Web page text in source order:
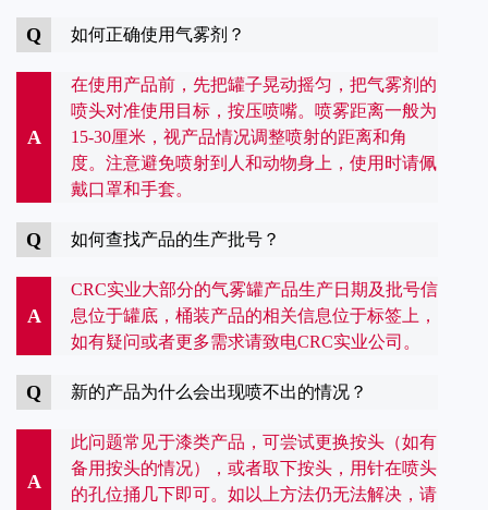
Q 如何正确使用气雾剂？
A
在使用产品前，先把罐子晃动摇匀，把气雾剂的
喷头对准使用目标，按压喷嘴。喷雾距离一般为
15-30厘米，视产品情况调整喷射的距离和角
度。注意避免喷射到人和动物身上，使用时请佩
戴口罩和手套。
Q 如何查找产品的生产批号？
A
CRC实业大部分的气雾罐产品生产日期及批号信
息位于罐底，桶装产品的相关信息位于标签上，
如有疑问或者更多需求请致电CRC实业公司。
Q 新的产品为什么会出现喷不出的情况？
A
此问题常见于漆类产品，可尝试更换按头（如有
备用按头的情况），或者取下按头，用针在喷头
的孔位捅几下即可。如以上方法仍无法解决，请